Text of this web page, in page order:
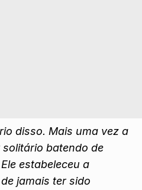
disso. Mais uma vez a
batendo de
estabeleceu a
jamais ter sido